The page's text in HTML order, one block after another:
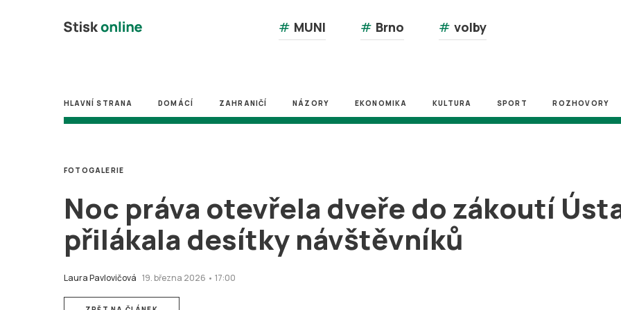
# MUNI # Brno # volby
HLAVNÍ STRANA DOMÁCÍ ZAHRANIČÍ NÁZORY EKONOMIKA KULTURA SPORT ROZHOVORY
Noc práva otevřela dveře do zákoutí
přilákala desítky návštěvníků
Laura Pavlovičová 19. března 2026 • 17:00
FOTOGALERIE